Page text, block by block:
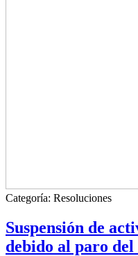
Categoría: Resoluciones
Suspensión de
debido al paro